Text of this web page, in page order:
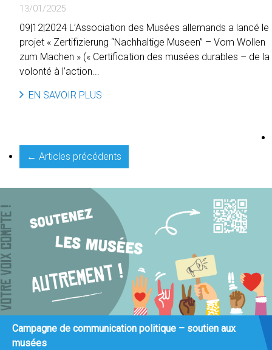
13/01/2025
09|12|2024 L’Association des Musées allemands a lancé le
projet « Zertifizierung “Nachhaltige Museen” – Vom Wollen
zum Machen » (« Certification des musées durables – de la
volonté à l’action...
EN SAVOIR PLUS
← Articles précédents
Campagne de communication politique – soutien aux
musées